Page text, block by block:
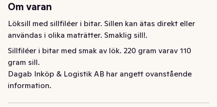
Om varan
Löksill med sillfiléer i bitar. Sillen kan ätas direkt eller
användas i olika maträtter. Smaklig sill!.
Sillfiléer i bitar med smak av lök. 220 gram varav 110
gram sill.
Dagab Inköp & Logistik AB har angett ovanstående
information.